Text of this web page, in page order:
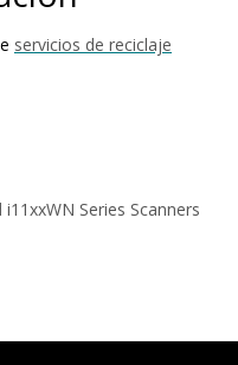
servicios de reciclaje
Series Scanners